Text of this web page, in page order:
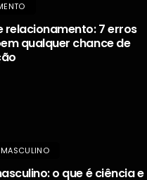
relacionamento: 7 erros
qualquer chance de
o que é ciência e